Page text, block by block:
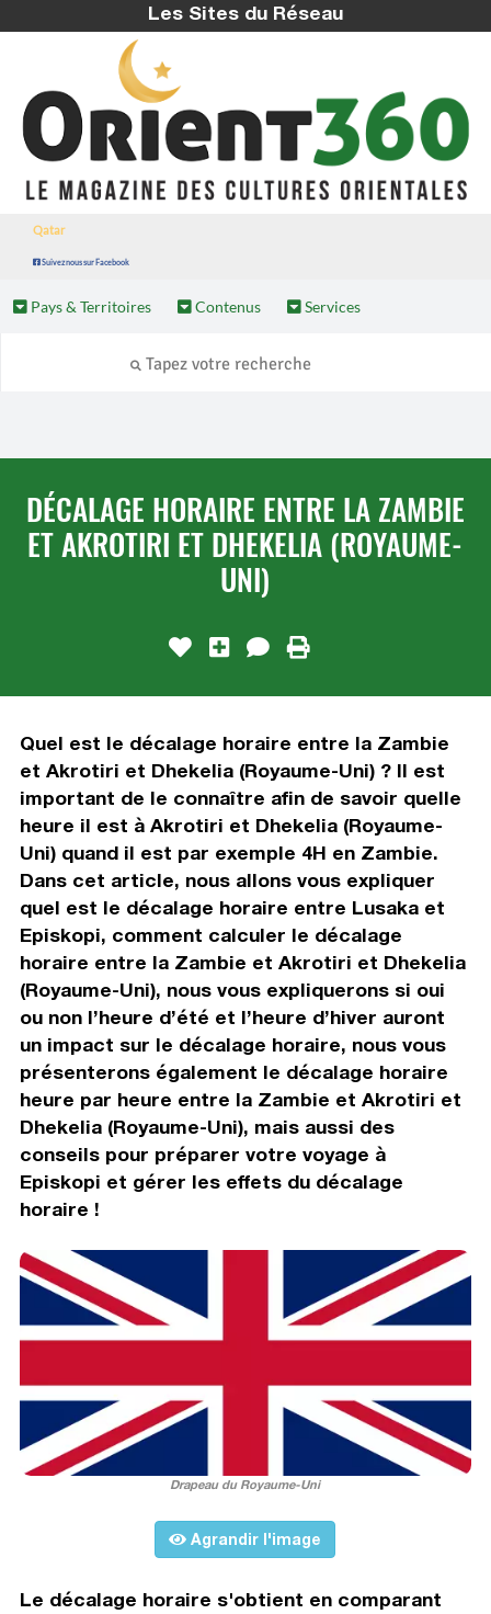
Les Sites du Réseau
Qatar
Suivez nous sur Facebook
Pays & Territoires Contenus Services
DÉCALAGE HORAIRE ENTRE LA ZAMBIE
ET AKROTIRI ET DHEKELIA (ROYAUME-
UNI)
Quel est le décalage horaire entre la Zambie
et Akrotiri et Dhekelia (Royaume-Uni) ? Il est
important de le connaître afin de savoir quelle
heure il est à Akrotiri et Dhekelia (Royaume-
Uni) quand il est par exemple 4H en Zambie.
Dans cet article, nous allons vous expliquer
quel est le décalage horaire entre Lusaka et
Episkopi, comment calculer le décalage
horaire entre la Zambie et Akrotiri et Dhekelia
(Royaume-Uni), nous vous expliquerons si oui
ou non l’heure d’été et l’heure d’hiver auront
un impact sur le décalage horaire, nous vous
présenterons également le décalage horaire
heure par heure entre la Zambie et Akrotiri et
Dhekelia (Royaume-Uni), mais aussi des
conseils pour préparer votre voyage à
Episkopi et gérer les effets du décalage
horaire !
Drapeau du Royaume-Uni
Agrandir l'image
Le décalage horaire s'obtient en comparant